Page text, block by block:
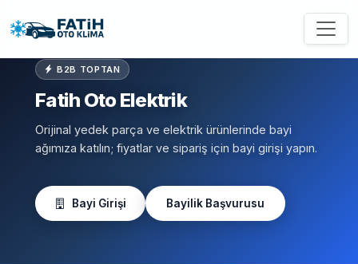
B2B TOPTAN
Fatih Oto Elektrik
Orijinal yedek parça ve elektrik ürünlerinde bayi
ağımıza katılın; fiyatlar ve sipariş için bayi girişi yapın.
Bayi Girişi Bayilik Başvurusu